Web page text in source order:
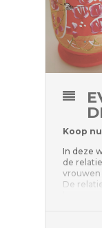
Koop
In deze
de
vrouwen
De